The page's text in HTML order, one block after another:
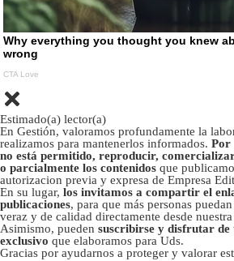
Estimado(a) lector(a)
En Gestión, valoramos profundamente la
realizamos para mantenerlos informados. Por
no está permitido, reproducir,
o parcialmente los contenidos que
autorizacion previa y expresa de Empresa
En su lugar, los invitamos a compartir el
publicaciones, para que más personas
veraz y de calidad directamente desde
Asimismo, pueden suscribirse y disfrutar de
exclusivo que elaboramos para Uds.
Gracias por ayudarnos a proteger y valorar